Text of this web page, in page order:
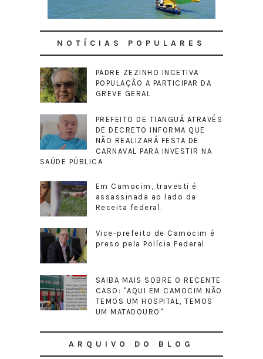
NOTÍCIAS POPULARES
PADRE ZEZINHO INCETIVA
POPULAÇÃO A PARTICIPAR DA
GREVE GERAL
PREFEITO DE TIANGUÁ ATRAVÉS
DE DECRETO INFORMA QUE
NÃO REALIZARÁ FESTA DE
CARNAVAL PARA INVESTIR NA
SAÚDE PÚBLICA
Em Camocim, travesti é
assassinada ao lado da
Receita federal.
Vice-prefeito de Camocim é
preso pela Polícia Federal
SAIBA MAIS SOBRE O RECENTE
CASO: "AQUI EM CAMOCIM NÃO
TEMOS UM HOSPITAL, TEMOS
UM MATADOURO"
ARQUIVO DO BLOG